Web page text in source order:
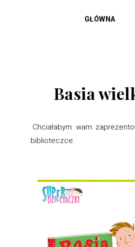
GŁÓWNA
Basia
Chciałabym wam
biblioteczce.